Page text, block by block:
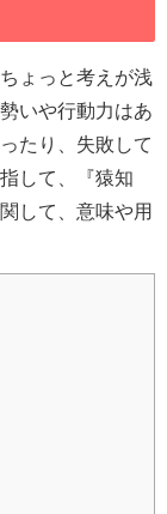
ょっと考えが浅
いや行動力はあ
たり、失敗して
して、『猿知
して、意味や用